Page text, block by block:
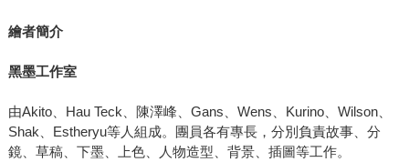
繪者簡介
黑墨工作室
由Akito、Hau Teck、陳澤峰、Gans、Wens、Kurino、Wilson、
Shak、Estheryu等人組成。團員各有專長，分別負責故事、分
鏡、草稿、下墨、上色、人物造型、背景、插圖等工作。